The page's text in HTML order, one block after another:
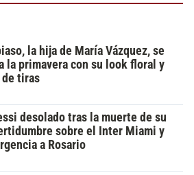
la hija de María Vázquez, se
la primavera con su look floral y
de tiras
desolado tras la muerte de su
sobre el Inter Miami y
a Rosario